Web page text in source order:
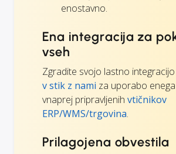
enostavno.
Ena integracija za
vseh
Zgradite svojo lastno
v stik z nami za uporabo
vnaprej pripravljenih vtičnikov
ERP/WMS/trgovina.
Prilagojena obvestila